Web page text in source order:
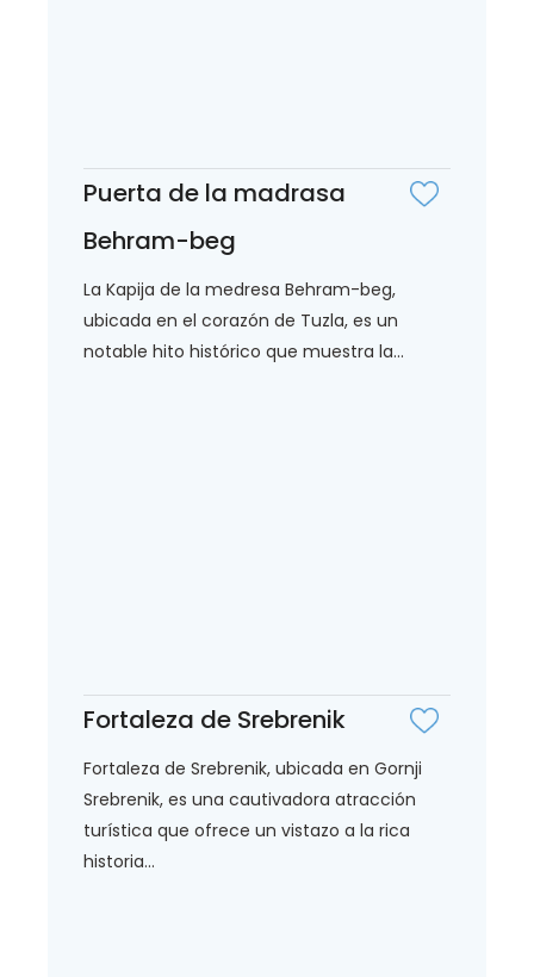
Puerta de la madrasa
Behram-beg
La Kapija de la medresa Behram-beg,
ubicada en el corazón de Tuzla, es un
notable hito histórico que muestra la...
Fortaleza de Srebrenik
Fortaleza de Srebrenik, ubicada en Gornji
Srebrenik, es una cautivadora atracción
turística que ofrece un vistazo a la rica
historia...